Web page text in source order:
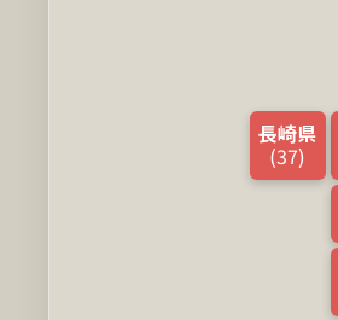
長崎県
(37)